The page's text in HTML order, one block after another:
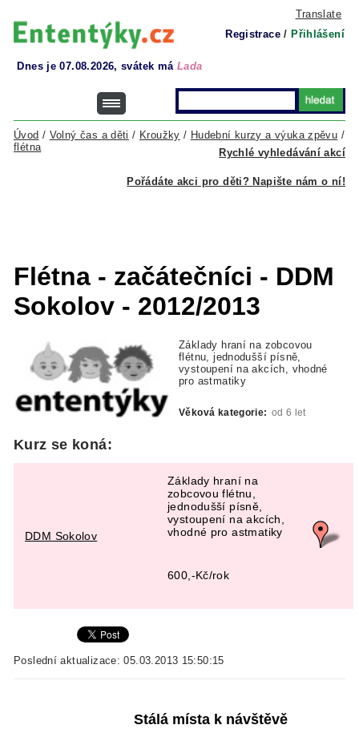
Translate
Registrace / Přihlášení
Dnes je 07.08.2026, svátek má Lada
Rychlé vyhledávání akcí
Úvod / Volný čas a děti / Kroužky / Hudební kurzy a výuka zpěvu /
flétna
Pořádáte akci pro děti? Napište nám o ní!
Flétna - začátečníci - DDM
Sokolov - 2012/2013
Základy hraní na zobcovou
flétnu, jednodušší písně,
vystoupení na akcích, vhodné
pro astmatiky
Věková kategorie: od 6 let
Kurz se koná:
DDM Sokolov
Základy hraní na
zobcovou flétnu,
jednodušší písně,
vystoupení na akcích,
vhodné pro astmatiky
600,-Kč/rok
Poslední aktualizace: 05.03.2013 15:50:15
Stálá místa k návštěvě